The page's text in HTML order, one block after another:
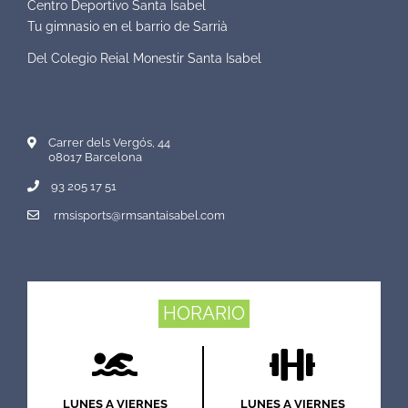
Centro Deportivo Santa Isabel
Tu gimnasio en el barrio de Sarrià
Del Colegio Reial Monestir Santa Isabel
Carrer dels Vergós, 44
08017 Barcelona
93 205 17 51
rmsisports@rmsantaisabel.com
HORARIO
LUNES A VIERNES LUNES A VIERNES